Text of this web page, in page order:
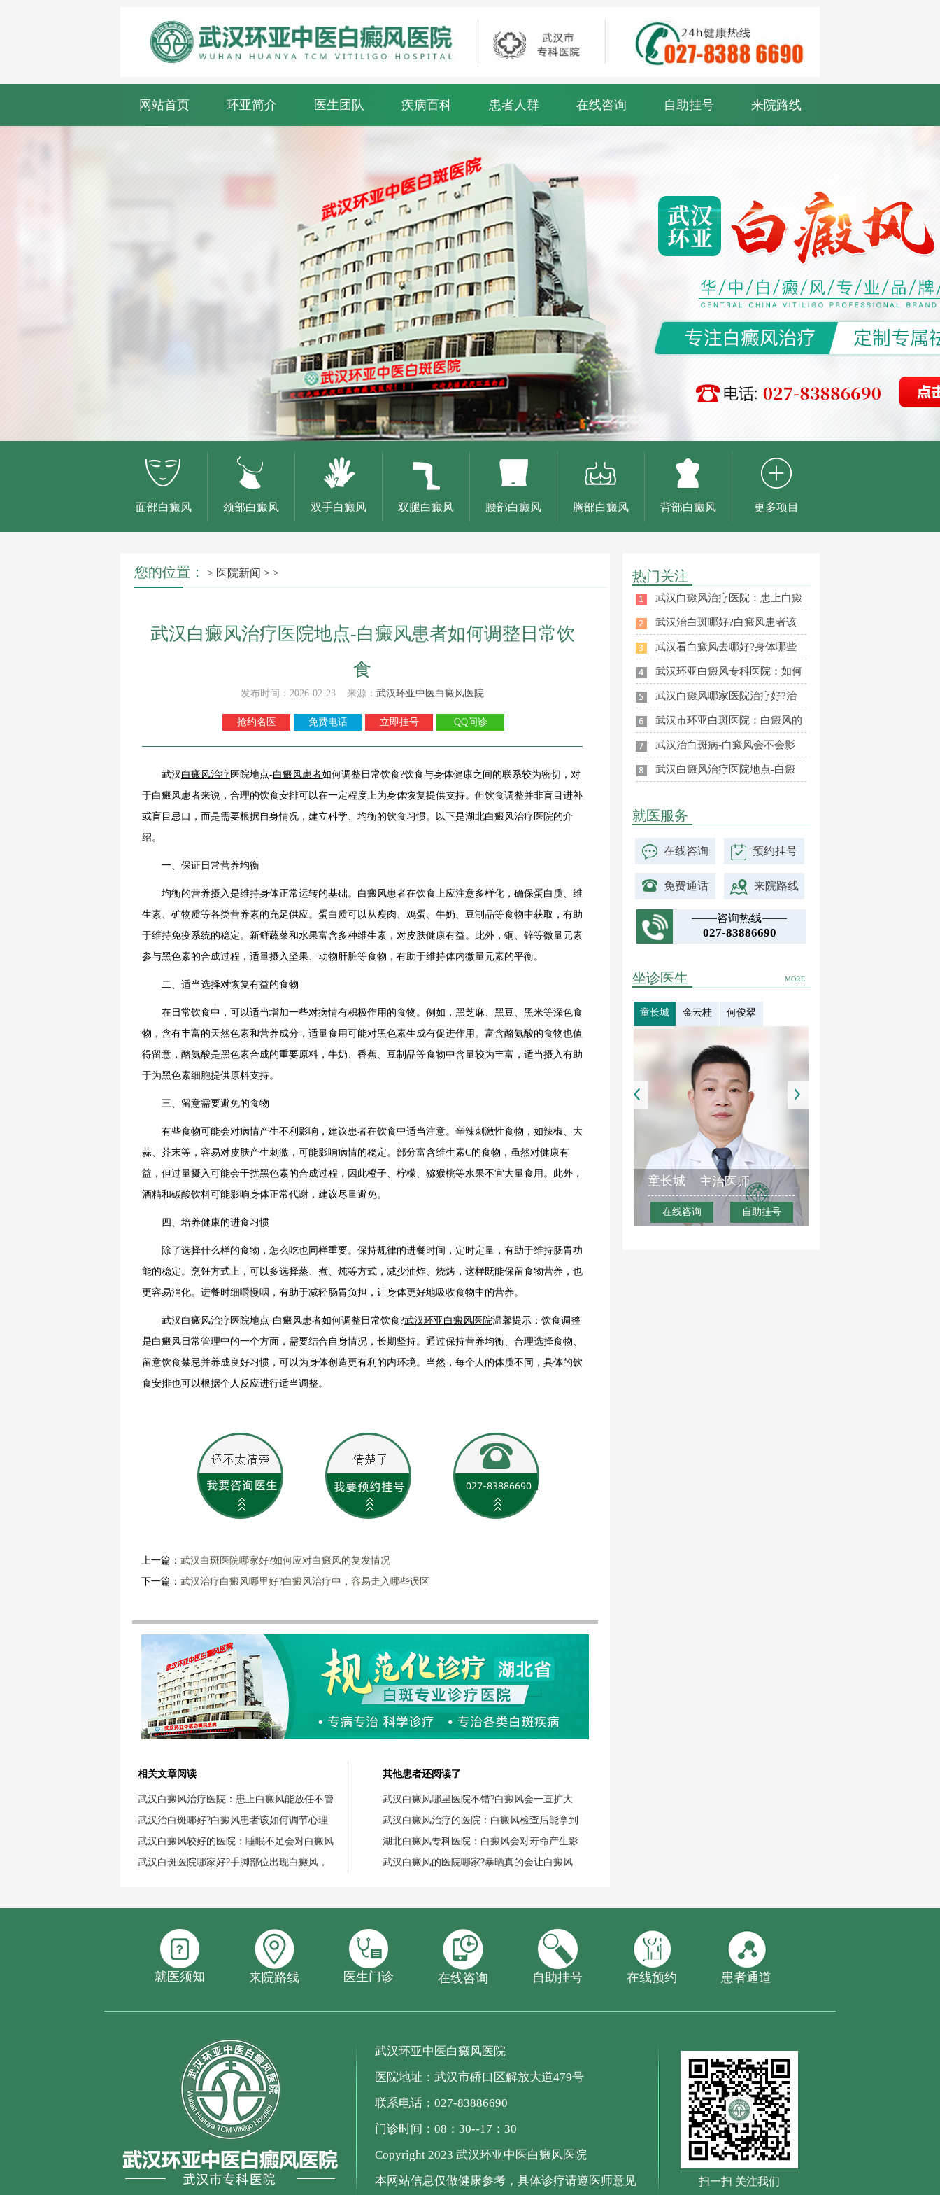
网站首页 环亚简介 医生团队 疾病百科 患者人群 在线咨询 自助挂号 来院路线
面部白癜风 颈部白癜风 双手白癜风 双腿白癜风 腰部白癜风 胸部白癜风 背部白癜风 更多项目
您的位置： > 医院新闻 > >
武汉白癜风治疗医院地点-白癜风患者如何调整日常饮
食
发布时间：2026-02-23 来源： 武汉环亚中医白癜风医院
抢约名医 免费电话 立即挂号 QQ问诊
武汉 白癜风治疗 医院地点-白癜风患者如何调整日常饮食?饮食与身体健康之间的联系较为密切，对
于白癜风患者来说，合理的饮食安排可以在一定程度上为身体恢复提供支持。但饮食调整并非盲目进补
或盲目忌口，而是需要根据自身情况，建立科学、均衡的饮食习惯。以下是湖北白癜风治疗医院的介
绍。
一、保证日常营养均衡
均衡的营养摄入是维持身体正常运转的基础。白癜风患者在饮食上应注意多样化，确保蛋白质、维
生素、矿物质等各类营养素的充足供应。蛋白质可以从瘦肉、鸡蛋、牛奶、豆制品等食物中获取，有助
于维持免疫系统的稳定。新鲜蔬菜和水果富含多种维生素，对皮肤健康有益。此外，铜、锌等微量元素
参与黑色素的合成过程，适量摄入坚果、动物肝脏等食物，有助于维持体内微量元素的平衡。
二、适当选择对恢复有益的食物
在日常饮食中，可以适当增加一些对病情有积极作用的食物。例如，黑芝麻、黑豆、黑米等深色食
物，含有丰富的天然色素和营养成分，适量食用可能对黑色素生成有促进作用。富含酪氨酸的食物也值
得留意，酪氨酸是黑色素合成的重要原料，牛奶、香蕉、豆制品等食物中含量较为丰富，适当摄入有助
于为黑色素细胞提供原料支持。
三、留意需要避免的食物
有些食物可能会对病情产生不利影响，建议患者在饮食中适当注意。辛辣刺激性食物，如辣椒、大
蒜、芥末等，容易对皮肤产生刺激，可能影响病情的稳定。部分富含维生素C的食物，虽然对健康有
益，但过量摄入可能会干扰黑色素的合成过程，因此橙子、柠檬、猕猴桃等水果不宜大量食用。此外，
酒精和碳酸饮料可能影响身体正常代谢，建议尽量避免。
四、培养健康的进食习惯
除了选择什么样的食物，怎么吃也同样重要。保持规律的进餐时间，定时定量，有助于维持肠胃功
能的稳定。烹饪方式上，可以多选择蒸、煮、炖等方式，减少油炸、烧烤，这样既能保留食物营养，也
更容易消化。进餐时细嚼慢咽，有助于减轻肠胃负担，让身体更好地吸收食物中的营养。
武汉白癜风治疗医院地点-白癜风患者如何调整日常饮食?武汉环亚白癜风医院温馨提示：饮食调整
是白癜风日常管理中的一个方面，需要结合自身情况，长期坚持。通过保持营养均衡、合理选择食物、
留意饮食禁忌并养成良好习惯，可以为身体创造更有利的内环境。当然，每个人的体质不同，具体的饮
食安排也可以根据个人反应进行适当调整。
上一篇： 武汉白斑医院哪家好?如何应对白癜风的复发情况
下一篇： 武汉治疗白癜风哪里好?白癜风治疗中，容易走入哪些误区
相关文章阅读
武汉白癜风治疗医院：患上白癜风能放任不管
武汉治白斑哪好?白癜风患者该如何调节心理
武汉白癜风较好的医院：睡眠不足会对白癜风
武汉白斑医院哪家好?手脚部位出现白癜风，
其他患者还阅读了
武汉白癜风哪里医院不错?白癜风会一直扩大
武汉白癜风治疗的医院：白癜风检查后能拿到
湖北白癜风专科医院：白癜风会对寿命产生影
武汉白癜风的医院哪家?暴晒真的会让白癜风
热门关注
武汉白癜风治疗医院：患上白癜
武汉治白斑哪好?白癜风患者该
武汉看白癜风去哪好?身体哪些
武汉环亚白癜风专科医院：如何
武汉白癜风哪家医院治疗好?治
武汉市环亚白斑医院：白癜风的
武汉治白斑病-白癜风会不会影
武汉白癜风治疗医院地点-白癜
就医服务
在线咨询 预约挂号
免费通话 来院路线
咨询热线
027-83886690
MORE
坐诊医生
童长城 金云桂 何俊翠
童长城 主治医师
在线咨询 自助挂号
就医须知 来院路线 医生门诊 在线咨询 自助挂号 在线预约 患者通道
武汉环亚中医白癜风医院
医院地址：武汉市硚口区解放大道479号
联系电话：027-83886690
门诊时间：08：30--17：30
Copyright 2023 武汉环亚中医白癜风医院
本网站信息仅做健康参考，具体诊疗请遵医师意见
扫一扫 关注我们